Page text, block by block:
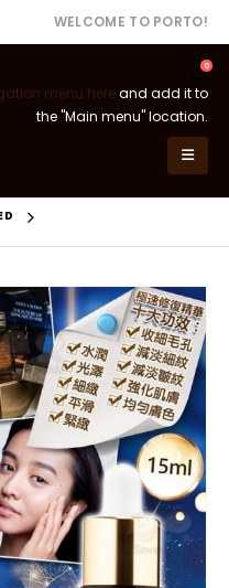
WELCOME TO PORTO!
0
menu hereand add it to
the "Main menu" location.